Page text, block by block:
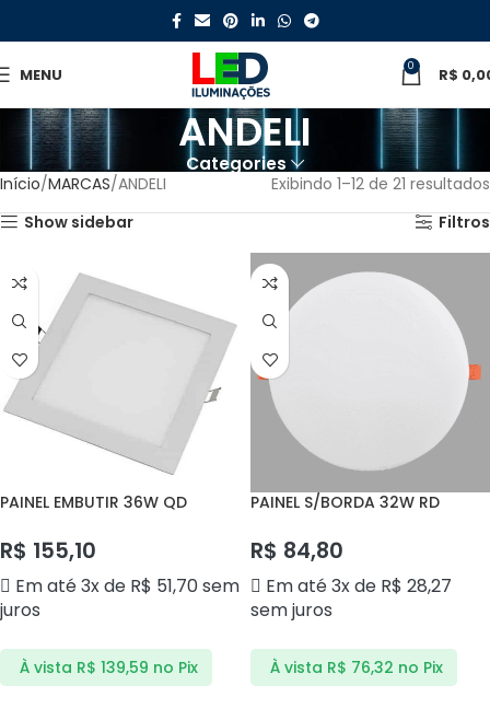
MENU 0 R$
ANDELI
Categories
Início MARCAS ANDELI
Exibindo 1–12 de 21 resultados
Show sidebar
Filtros
PAINEL EMBUTIR 36W QD
R$ 155,10
Em até 3x de R$ 51,70sem
juros
À vista R$ 139,59 no Pix
PAINEL S/BORDA 32W RD
R$ 84,80
Em até 3x de R$ 28,27
sem juros
À vista R$ 76,32 no Pix